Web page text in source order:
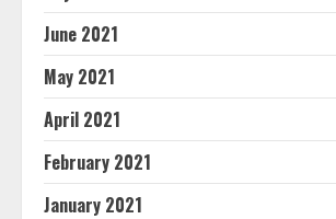
June 2021
May 2021
April 2021
February 2021
January 2021